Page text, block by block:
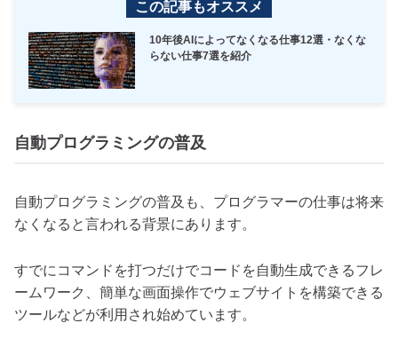
この記事もオススメ
10年後AIによってなくなる仕事12選・なくな
らない仕事7選を紹介
自動プログラミングの普及
自動プログラミングの普及も、プログラマーの仕事は将来
なくなると言われる背景にあります。
すでにコマンドを打つだけでコードを自動生成できるフレ
ームワーク、簡単な画面操作でウェブサイトを構築できる
ツールなどが利用され始めています。